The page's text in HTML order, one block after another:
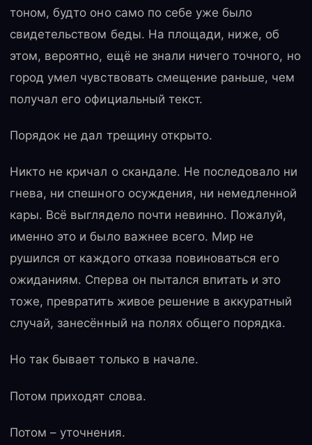
тоном, будто оно само по себе уже было
свидетельством беды. На площади, ниже, об
этом, вероятно, ещё не знали ничего точного, но
город умел чувствовать смещение раньше, чем
получал его официальный текст.
Порядок не дал трещину открыто.
Никто не кричал о скандале. Не последовало ни
гнева, ни спешного осуждения, ни немедленной
кары. Всё выглядело почти невинно. Пожалуй,
именно это и было важнее всего. Мир не
рушился от каждого отказа повиноваться его
ожиданиям. Сперва он пытался впитать и это
тоже, превратить живое решение в аккуратный
случай, занесённый на полях общего порядка.
Но так бывает только в начале.
Потом приходят слова.
Потом – уточнения.